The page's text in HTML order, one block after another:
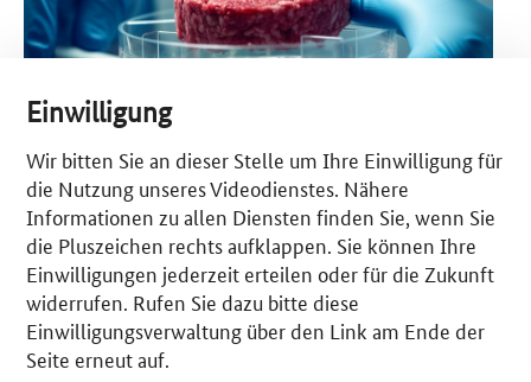
Einwilligung
Wir bitten Sie an dieser Stelle um Ihre Einwilligung für
die Nutzung unseres Videodienstes. Nähere
Informationen zu allen Diensten finden Sie, wenn Sie
die Pluszeichen rechts aufklappen. Sie können Ihre
Einwilligungen jederzeit erteilen oder für die Zukunft
widerrufen. Rufen Sie dazu bitte diese
Einwilligungsverwaltung über den Link am Ende der
Seite erneut auf.
Muhammad Shoaib - stock.adobe.com
Die konventionelle Fleischproduktion benötigt viele Ressourcen und
verursacht einen hohen CO2-Ausstoß. Expertinnen und Experten
weisen schon länger darauf hin, dass Insekten eine gute und
ressourcenschonendere Fleischalternative für die Zukunft darstellen
könnten – bisher waren allerdings noch keine Produktionsanlagen
vorhanden, um eine ausreichend große Insektenzucht wirtschaftlich
lukrativ umzusetzen. Das Mittelstand-Digital Zentrum Hannover
entwickelt nun mit dem Start-up Lower Impact GmbH den